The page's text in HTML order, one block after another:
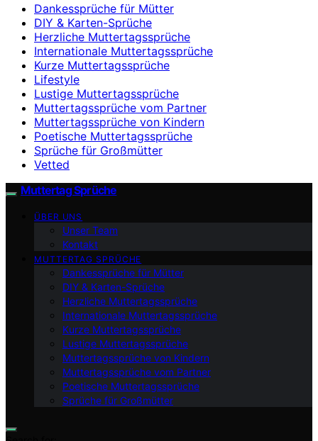
Dankessprüche für Mütter
DIY & Karten-Sprüche
Herzliche Muttertagssprüche
Internationale Muttertagssprüche
Kurze Muttertagssprüche
Lifestyle
Lustige Muttertagssprüche
Muttertagssprüche vom Partner
Muttertagssprüche von Kindern
Poetische Muttertagssprüche
Sprüche für Großmütter
Vetted
Muttertag Sprüche
ÜBER UNS
Unser Team
Kontakt
MUTTERTAG SPRÜCHE
Dankessprüche für Mütter
DIY & Karten-Sprüche
Herzliche Muttertagssprüche
Internationale Muttertagssprüche
Kurze Muttertagssprüche
Lustige Muttertagssprüche
Muttertagssprüche von Kindern
Muttertagssprüche vom Partner
Poetische Muttertagssprüche
Sprüche für Großmütter